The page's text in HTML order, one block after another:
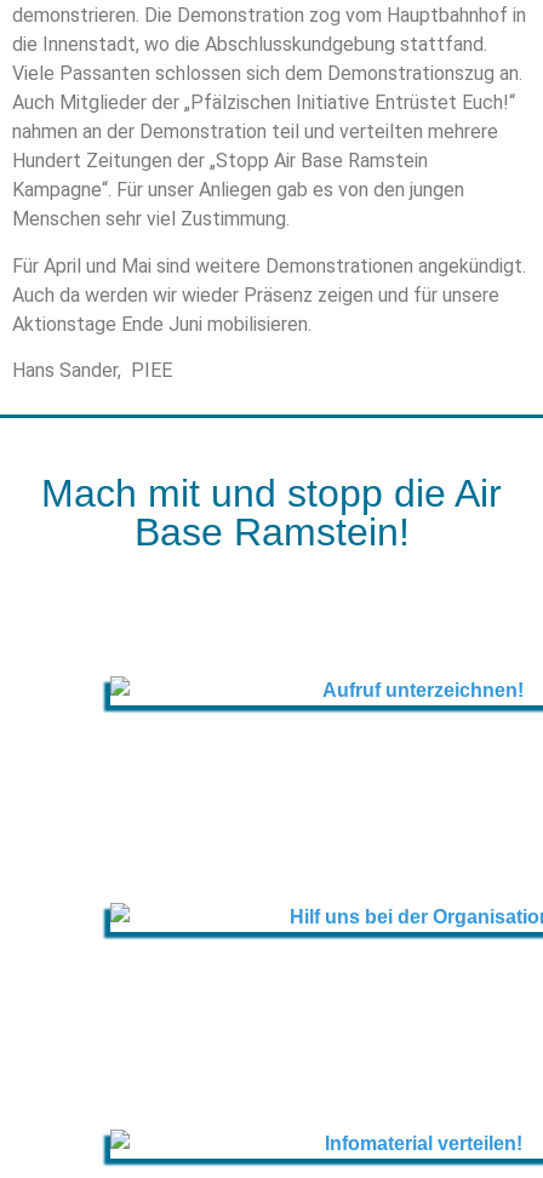
demonstrieren. Die Demonstration zog vom Hauptbahnhof in
die Innenstadt, wo die Abschlusskundgebung stattfand.
Viele Passanten schlossen sich dem Demonstrationszug an.
Auch Mitglieder der „Pfälzischen Initiative Entrüstet Euch!“
nahmen an der Demonstration teil und verteilten mehrere
Hundert Zeitungen der „Stopp Air Base Ramstein
Kampagne“. Für unser Anliegen gab es von den jungen
Menschen sehr viel Zustimmung.
Für April und Mai sind weitere Demonstrationen angekündigt.
Auch da werden wir wieder Präsenz zeigen und für unsere
Aktionstage Ende Juni mobilisieren.
Hans Sander, PIEE
Mach mit und stopp die Air
Base Ramstein!